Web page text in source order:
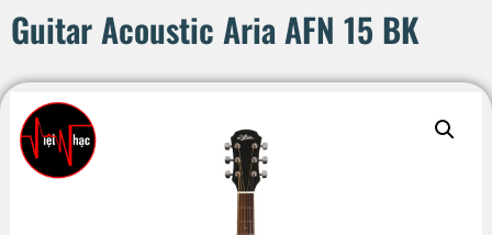
Guitar Acoustic Aria AFN 15 BK